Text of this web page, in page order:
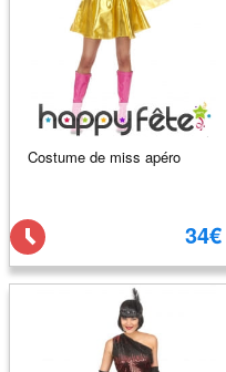
Costume de miss apéro
34€